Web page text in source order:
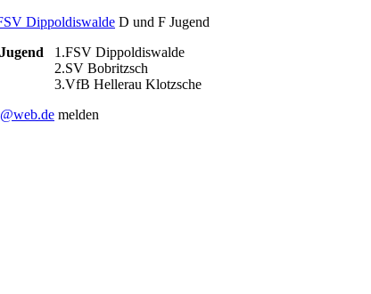
Dippoldiswalde D und F Jugend
1.FSV Dippoldiswalde
2.SV Bobritzsch
3.VfB Hellerau Klotzsche
melden